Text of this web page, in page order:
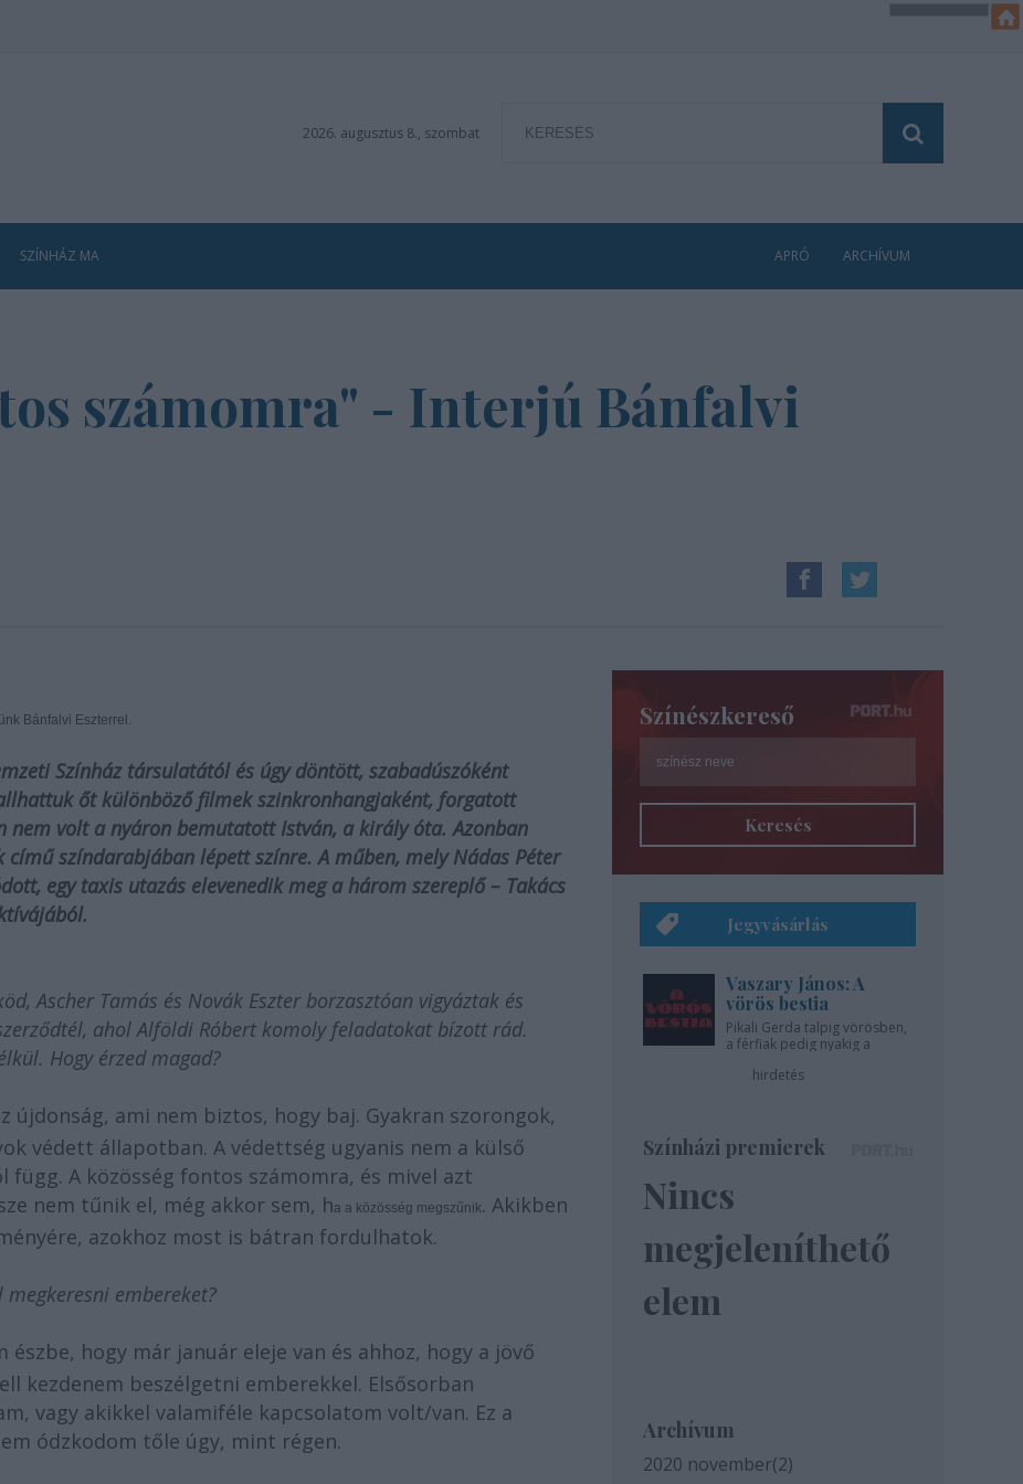
2026. augusztus 8., szombat
SZÍNHÁZ MA APRÓ ARCHÍVUM
számomra" - Interjú Bánfalvi
Bánfalvi Eszterrel.
Színház társulatától és úgy döntött, szabadúszóként
őt különböző filmek szinkronhangjaként, forgatott
nem volt a nyáron bemutatott István, a király óta. Azonban
színdarabjában lépett színre. A műben, mely Nádas Péter
egy taxis utazás elevenedik meg a három szereplő – Takács
Ascher Tamás és Novák Eszter borzasztóan vigyáztak és
ahol Alföldi Róbert komoly feladatokat bízott rád.
Hogy érzed magad?
újdonság, ami nem biztos, hogy baj. Gyakran szorongok,
védett állapotban. A védettség ugyanis nem a külső
A közösség fontos számomra, és mivel azt
nem tűnik el, még akkor sem, ha a közösség megszűnik. Akikben
azokhoz most is bátran fordulhatok.
embereket?
hogy már január eleje van és ahhoz, hogy a jövő
kezdenem beszélgetni emberekkel. Elsősorban
vagy akikkel valamiféle kapcsolatom volt/van. Ez a
ódzkodom tőle úgy, mint régen.
Színészkereső
Keresés
Jegyvásárlás
Vaszary János: A
vörös bestia
Pikali Gerda talpig vörösben,
a férfiak pedig nyakig a
hirdetés
Színházi premierek
Nincs
megjeleníthető
elem
Archívum
2020 november(2)